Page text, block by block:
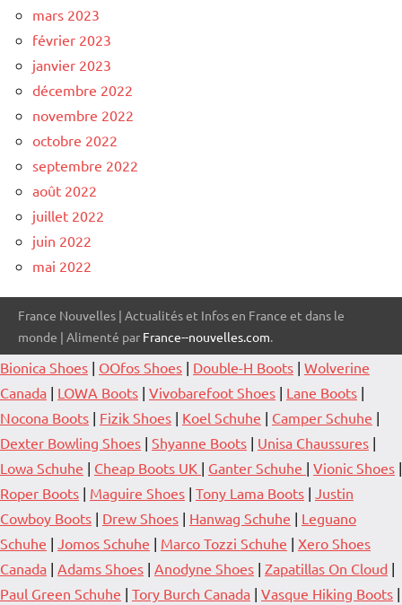
mars 2023
février 2023
janvier 2023
décembre 2022
novembre 2022
octobre 2022
septembre 2022
août 2022
juillet 2022
juin 2022
mai 2022
France Nouvelles | Actualités et Infos en France et dans le
monde | Alimenté par France--nouvelles.com.
Bionica Shoes | OOfos Shoes | Double-H Boots | Wolverine
Canada | LOWA Boots | Vivobarefoot Shoes | Lane Boots |
Nocona Boots | Fizik Shoes | Koel Schuhe | Camper Schuhe |
Dexter Bowling Shoes | Shyanne Boots | Unisa Chaussures |
Lowa Schuhe | Cheap Boots UK | Ganter Schuhe | Vionic Shoes |
Roper Boots | Maguire Shoes | Tony Lama Boots | Justin
Cowboy Boots | Drew Shoes | Hanwag Schuhe | Leguano
Schuhe | Jomos Schuhe | Marco Tozzi Schuhe | Xero Shoes
Canada | Adams Shoes | Anodyne Shoes | Zapatillas On Cloud |
Paul Green Schuhe | Tory Burch Canada | Vasque Hiking Boots |